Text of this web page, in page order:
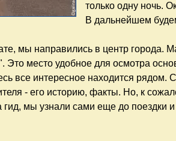
только одну ночь.
В дальнейшем
мы направились в центр города.
Это место удобное для осмотра
все интересное находится рядом.
- его историю, факты. Но, к
гид, мы узнали сами еще до поездки